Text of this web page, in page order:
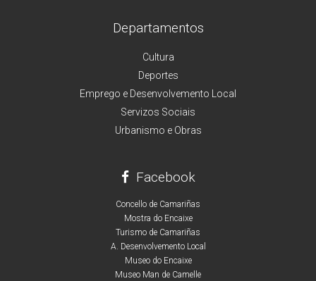
Departamentos
Cultura
Deportes
Emprego e Desenvolvemento Local
Servizos Sociais
Urbanismo e Obras
Facebook
Concello de Camariñas
Mostra do Encaixe
Turismo de Camariñas
A. Desenvolvemento Local
Museo do Encaixe
Museo Man de Camelle